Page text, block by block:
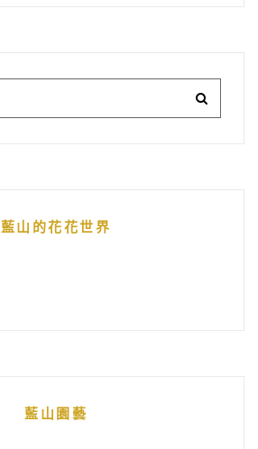
藍山的花花世界
藍山園藝